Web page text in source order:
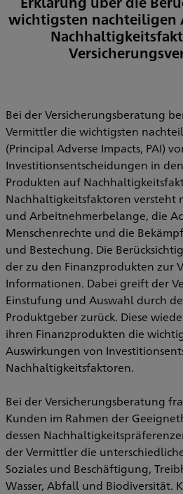
wichtigsten nachteiligen
Bei der Versicherungsberatung
Vermittler die wichtigsten
(Principal Adverse Impacts, PAI)
Investitionsentscheidungen in
Produkten auf
Nachhaltigkeitsfaktoren versteht
und Arbeitnehmerbelange, die
Menschenrechte und die
und Bestechung. Die
der zu den Finanzprodukten zur
Informationen. Dabei greift der
Einstufung und Auswahl durch
Produktgeber zurück. Diese
ihren Finanzprodukten die
Auswirkungen von
Nachhaltigkeitsfaktoren.
Bei der Versicherungsberatung
Kunden im Rahmen der
dessen
der Vermittler die
Soziales und Beschäftigung,
Wasser, Abfall und Biodiversität.